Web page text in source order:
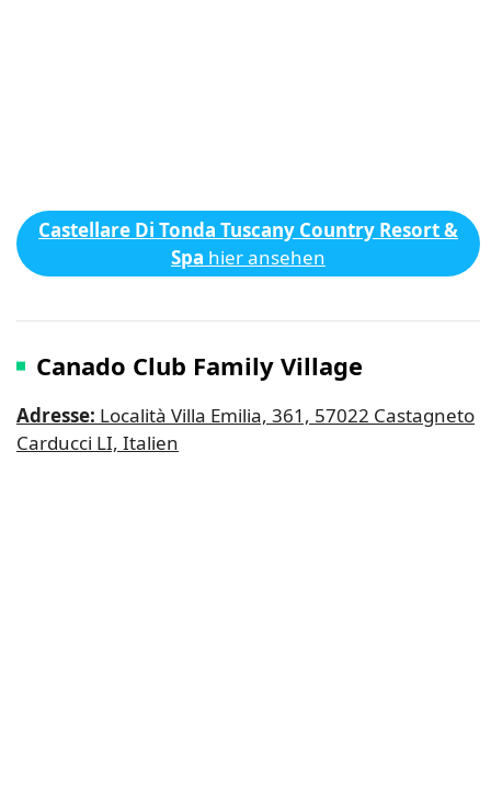
Castellare Di Tonda Tuscany Country Resort &
Spa hier ansehen
Canado Club Family Village
Adresse: Località Villa Emilia, 361, 57022 Castagneto
Carducci LI, Italien